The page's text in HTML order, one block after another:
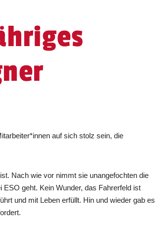
auf sich stolz sein, die
Nach wie vor nimmt sie unangefochten die
geht. Kein Wunder, das Fahrerfeld ist
und mit Leben erfüllt. Hin und wieder gab es